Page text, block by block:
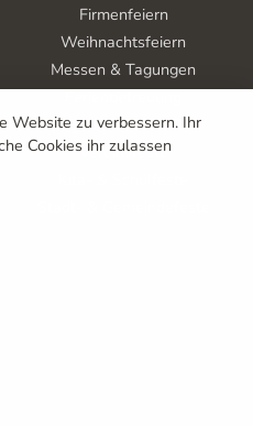
Firmenfeiern
Weihnachtsfeiern
Messen & Tagungen
Tag der offenen Tür
Vereinsfeste
Website zu verbessern. Ihr
Cookies ihr zulassen